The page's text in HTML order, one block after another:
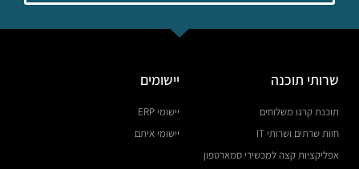
שרותי תוכנה
תוכנת קרגו משלוחים
חוות שרתים ושרותי IT
אפליקציות קצה למכשירי סמארטפון
יישומים
יישומי ERP
יישומי איתם